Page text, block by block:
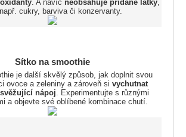
. A navíc neobsahuje přidané látky
cukry, barviva či konzervanty.
Sítko na smoothie
je další skvělý způsob, jak doplnit svou
ovoce a zeleniny a zároveň si vychutnat
nápoj . Experimentujte s různými
a objevte své oblíbené kombinace chutí.